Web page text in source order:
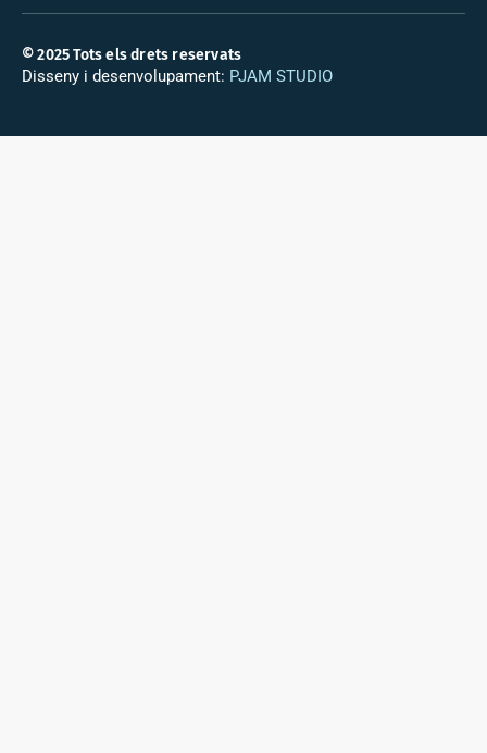
© 2025 Tots els drets reservats
Disseny i desenvolupament: PJAM STUDIO